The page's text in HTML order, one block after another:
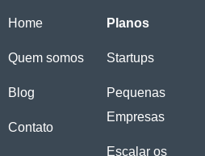
Home
Quem somos
Blog
Contato
Planos
Startups
Pequenas
Empresas
Escalar os